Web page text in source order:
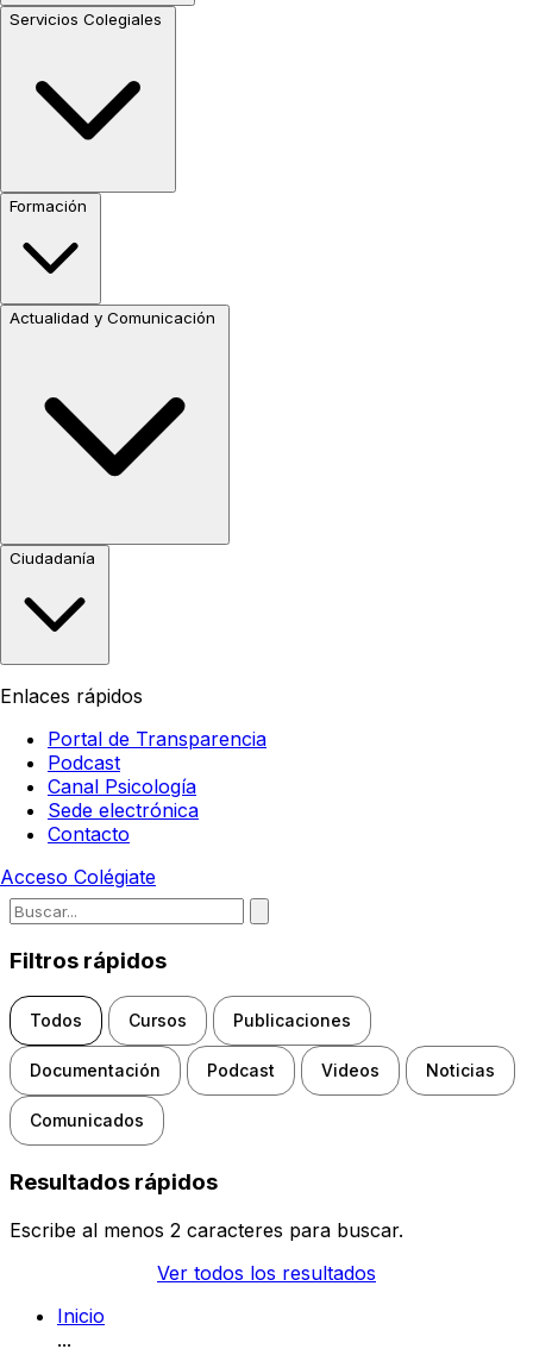
Servicios Colegiales
Formación
Actualidad y Comunicación
Ciudadanía
Enlaces rápidos
Portal de Transparencia
Podcast
Canal Psicología
Sede electrónica
Contacto
Acceso Colégiate
Escribe para buscar noticias,
Filtros rápidos
Todos Cursos Publicaciones
Documentación Podcast Videos Noticias
Comunicados
Resultados rápidos
Escribe al menos 2 caracteres para buscar.
Ver todos los resultados
Inicio
...